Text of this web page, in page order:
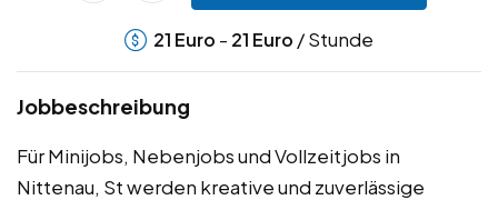
21 Euro - 21 Euro / Stunde
Jobbeschreibung
Für Minijobs, Nebenjobs und Vollzeitjobs in
Nittenau, St werden kreative und zuverlässige